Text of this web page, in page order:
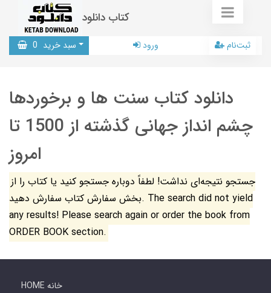
کتاب دانلود
سبد خرید 0 ورود ثبت‌نام
دانلود کتاب سنت ها و برخوردها
چشم انداز جهانی گذشته از 1500 تا
امروز
جستجو نتیجه‌ای نداشت! لطفاً دوباره جستجو کنید یا کتاب را از
بخش سفارش کتاب سفارش دهید. The search did not yield
any results! Please search again or order the book from
ORDER BOOK section.
HOME خانه